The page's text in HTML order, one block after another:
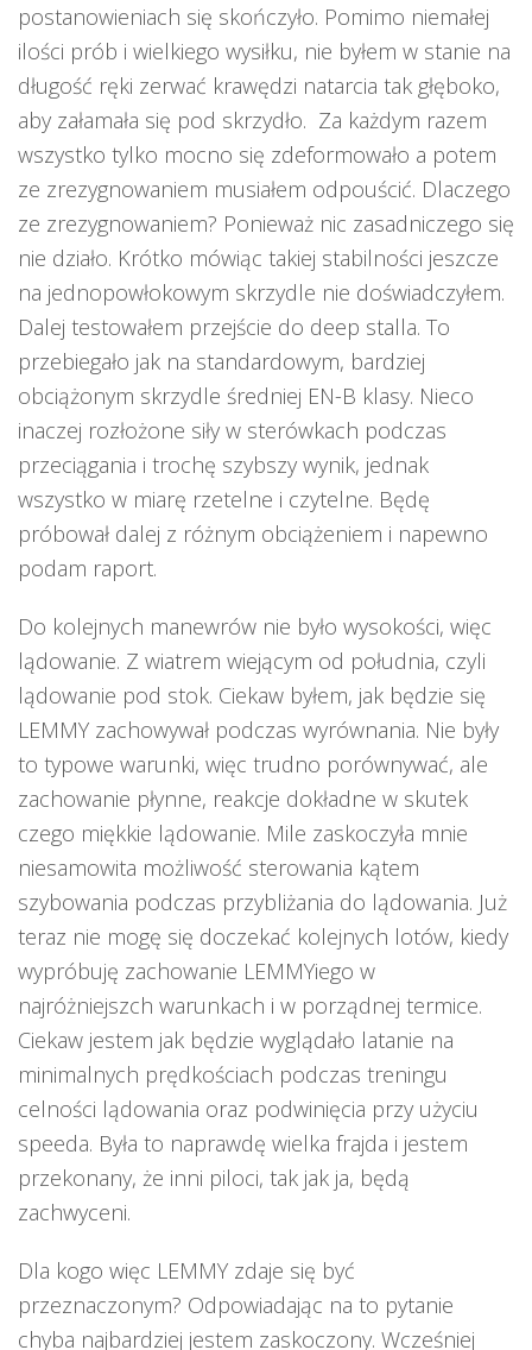
postanowieniach się skończyło. Pomimo niemałej
ilości prób i wielkiego wysiłku, nie byłem w stanie na
długość ręki zerwać krawędzi natarcia tak głęboko,
aby załamała się pod skrzydło. Za każdym razem
wszystko tylko mocno się zdeformowało a potem
ze zrezygnowaniem musiałem odpouścić. Dlaczego
ze zrezygnowaniem? Ponieważ nic zasadniczego się
nie działo. Krótko mówiąc takiej stabilności jeszcze
na jednopowłokowym skrzydle nie doświadczyłem.
Dalej testowałem przejście do deep stalla. To
przebiegało jak na standardowym, bardziej
obciążonym skrzydle średniej EN-B klasy. Nieco
inaczej rozłożone siły w sterówkach podczas
przeciągania i trochę szybszy wynik, jednak
wszystko w miarę rzetelne i czytelne. Będę
próbował dalej z różnym obciążeniem i napewno
podam raport.
Do kolejnych manewrów nie było wysokości, więc
lądowanie. Z wiatrem wiejącym od południa, czyli
lądowanie pod stok. Ciekaw byłem, jak będzie się
LEMMY zachowywał podczas wyrównania. Nie były
to typowe warunki, więc trudno porównywać, ale
zachowanie płynne, reakcje dokładne w skutek
czego miękkie lądowanie. Mile zaskoczyła mnie
niesamowita możliwość sterowania kątem
szybowania podczas przybliżania do lądowania. Już
teraz nie mogę się doczekać kolejnych lotów, kiedy
wypróbuję zachowanie LEMMYiego w
najróżniejszch warunkach i w porządnej termice.
Ciekaw jestem jak będzie wyglądało latanie na
minimalnych prędkościach podczas treningu
celności lądowania oraz podwinięcia przy użyciu
speeda. Była to naprawdę wielka frajda i jestem
przekonany, że inni piloci, tak jak ja, będą
zachwyceni.
Dla kogo więc LEMMY zdaje się być
przeznaczonym? Odpowiadając na to pytanie
chyba najbardziej jestem zaskoczony. Wcześniej